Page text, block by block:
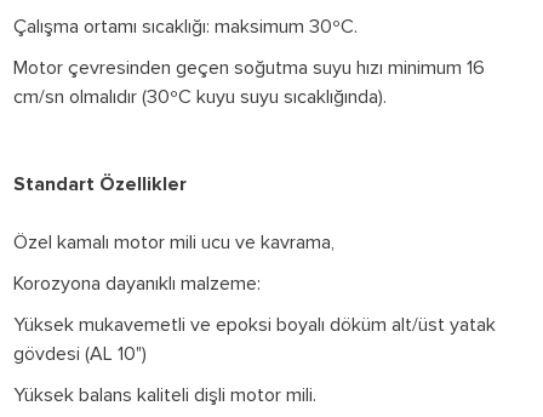
Çalışma ortamı sıcaklığı: maksimum 30ºC.
Motor çevresinden geçen soğutma suyu hızı minimum 16
cm/sn olmalıdır (30ºC kuyu suyu sıcaklığında).
Standart Özellikler
Özel kamalı motor mili ucu ve kavrama,
Korozyona dayanıklı malzeme:
Yüksek mukavemetli ve epoksi boyalı döküm alt/üst yatak
gövdesi (AL 10")
Yüksek balans kaliteli dişli motor mili.